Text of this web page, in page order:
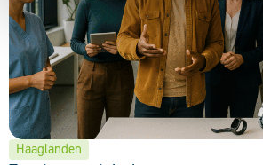
Haaglanden